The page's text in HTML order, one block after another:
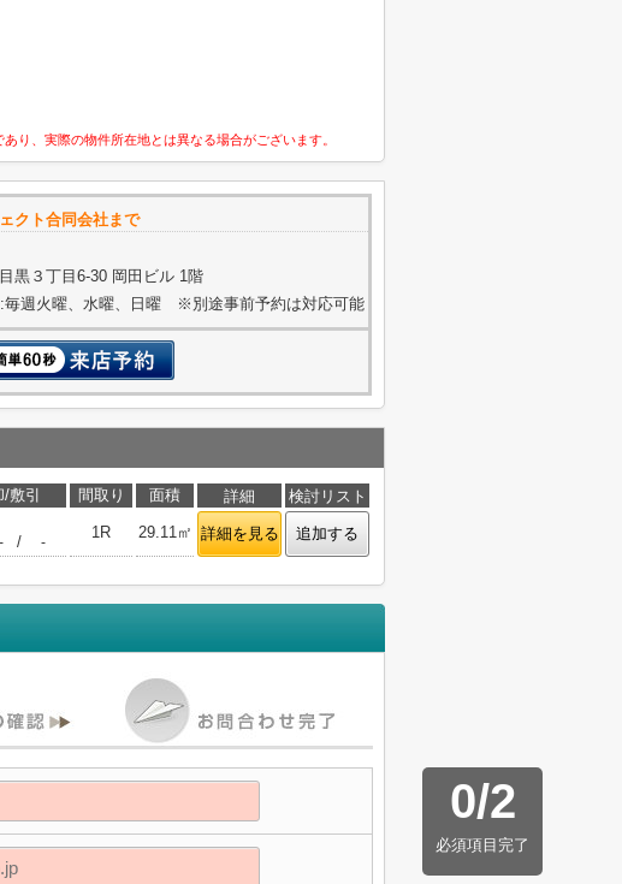
り、実際の物件所在地とは異なる場合がございます。
クト合同会社まで
黒３丁目6-30 岡田ビル 1階
週火曜、水曜、日曜 ※別途事前予約は対応可能
敷引 間取り 面積 詳細
検討リスト
- / -
1R 29.11㎡ 詳細を見る 追加する
0/2
必須項目完了